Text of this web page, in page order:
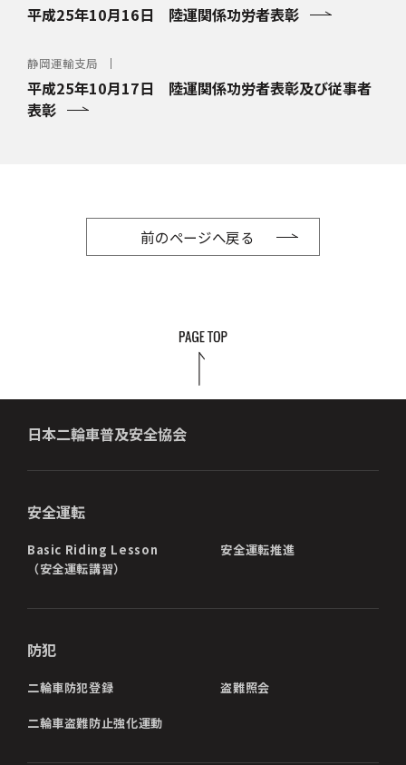
平成25年10月16日 陸運関係功労者表彰
静岡運輸支局
平成25年10月17日 陸運関係功労者表彰及び従事者
表彰
前のページへ戻る
日本二輪車普及安全協会
安全運転
Basic Riding Lesson
（安全運転講習）
安全運転推進
防犯
二輪車防犯登録 盗難照会
二輪車盗難防止強化運動